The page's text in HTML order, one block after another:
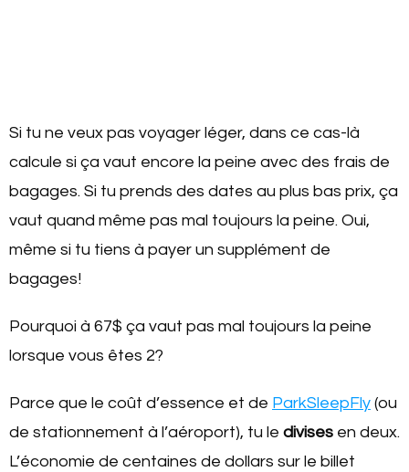
Si tu ne veux pas voyager léger, dans ce cas-là
calcule si ça vaut encore la peine avec des frais de
bagages. Si tu prends des dates au plus bas prix, ça
vaut quand même pas mal toujours la peine. Oui,
même si tu tiens à payer un supplément de
bagages!
Pourquoi à 67$ ça vaut pas mal toujours la peine
lorsque vous êtes 2?
Parce que le coût d’essence et de ParkSleepFly (ou
de stationnement à l’aéroport), tu le divises en deux.
L’économie de centaines de dollars sur le billet